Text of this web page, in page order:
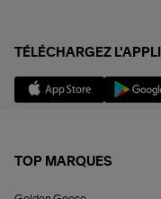
TÉLÉCHARGEZ
TOP MARQUES